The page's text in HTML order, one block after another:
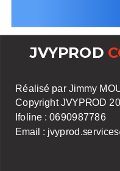
JVYPROD
Réalisé par Jimmy
Copyright JVYPROD
Ifoline : 0690987786
Email :